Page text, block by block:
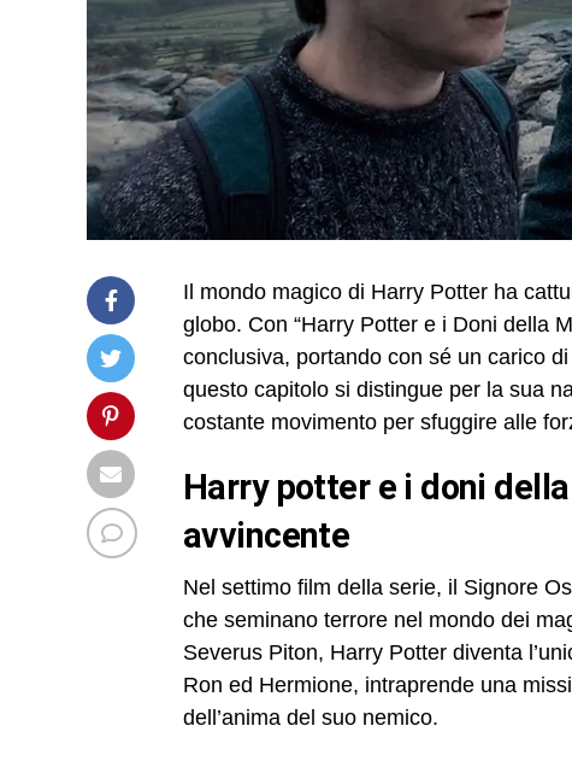
Il mondo magico di Harry Potter ha
globo. Con “Harry Potter e i Doni della
conclusiva, portando con sé un carico
questo capitolo si distingue per la sua
costante movimento per sfuggire alle
harry potter e i doni della morte – parte 1: trama
avvincente
Nel settimo film della serie, il Signore
che seminano terrore nel mondo dei
Severus Piton, Harry Potter diventa
Ron ed Hermione, intraprende una
dell’anima del suo nemico.